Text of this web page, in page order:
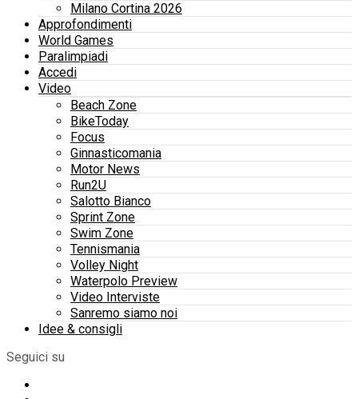
Milano Cortina 2026
Approfondimenti
World Games
Paralimpiadi
Accedi
Video
Beach Zone
BikeToday
Focus
Ginnasticomania
Motor News
Run2U
Salotto Bianco
Sprint Zone
Swim Zone
Tennismania
Volley Night
Waterpolo Preview
Video Interviste
Sanremo siamo noi
Idee & consigli
Seguici su